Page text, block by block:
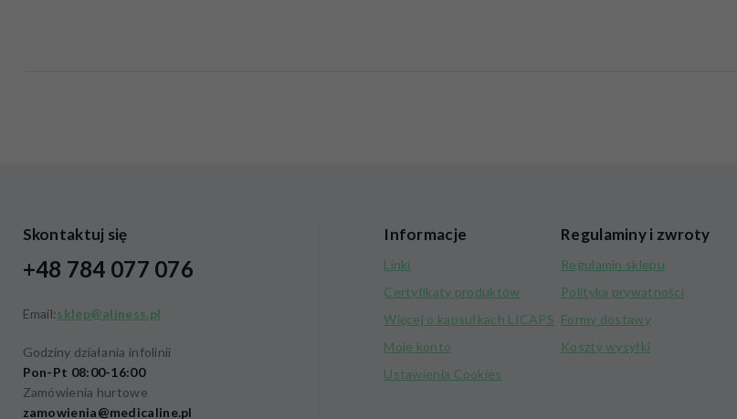
Skontaktuj się
+48 784 077 076
Email:sklep@aliness.pl
Godziny działania infolinii
Pon-Pt 08:00-16:00
Zamówienia hurtowe
zamowienia@medicaline.pl
Informacje
Linki
Certyfikaty produktów
Więcej o kapsułkach LICAPS
Moje konto
Ustawienia Cookies
Regulaminy i zwroty
Regulamin sklepu
Polityka prywatności
Formy dostawy
Koszty wysyłki